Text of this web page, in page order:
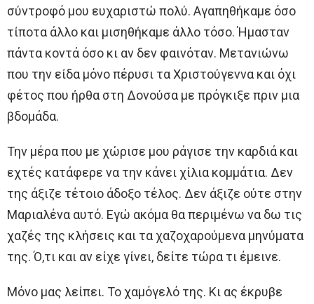
σύντροφό μου ευχαριστώ πολύ. Αγαπηθήκαμε όσο
τίποτα άλλο και μισηθήκαμε άλλο τόσο. Ήμασταν
πάντα κοντά όσο κι αν δεν φαινόταν. Μετανιώνω
που την είδα μόνο πέρυσι τα Χριστούγεννα και όχι
φέτος που ήρθα στη Δονούσα με πρόγκιξε πριν μια
βδομάδα.
Την μέρα που με χώρισε μου ράγισε την καρδιά και
εχτές κατάφερε να την κάνει χίλια κομμάτια. Δεν
της άξιζε τέτοιο άδοξο τέλος. Δεν άξιζε ούτε στην
Μαριαλένα αυτό. Εγώ ακόμα θα περιμένω να δω τις
χαζές της κλήσεις και τα χαζοχαρούμενα μηνύματα
της. Ό,τι και αν είχε γίνει, δείτε τώρα τι έμεινε.
Μόνο μας λείπει. Το χαμόγελό της. Κι ας έκρυβε